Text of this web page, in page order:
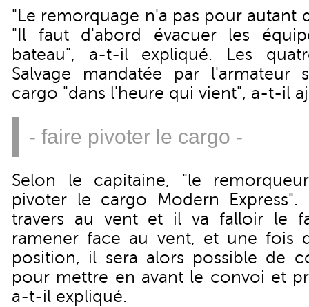
"Le remorquage n'a pas pour autant
"Il faut d'abord évacuer les
bateau", a-t-il expliqué. Les
Salvage mandatée par l'armateur
cargo "dans l'heure qui vient", a-t-il
- faire pivoter le cargo -
Selon le capitaine, "le
pivoter le cargo Modern
travers au vent et il va falloir le
ramener face au vent, et une fois
position, il sera alors possible de
pour mettre en avant le convoi et
a-t-il expliqué.